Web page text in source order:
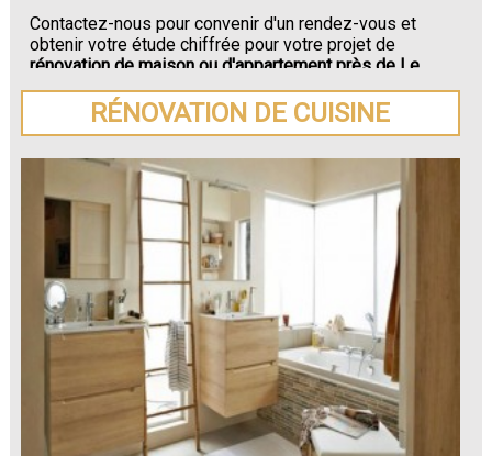
Contactez-nous pour convenir d'un rendez-vous et
obtenir votre étude chiffrée pour votre projet de
rénovation de maison ou d'appartement près de Le
Val-David.
RÉNOVATION DE CUISINE